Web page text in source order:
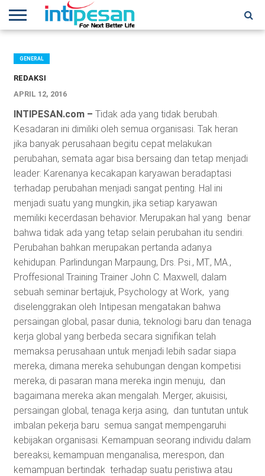
NEWS
CONFERENCES
TRAINING
IPSHOW
EVENT
IP
NETWORK
MORE
GENERAL
REDAKSI
APRIL 12, 2016
INTIPESAN.com – Tidak ada yang tidak berubah.
Kesadaran ini dimiliki oleh semua organisasi. Tak heran
jika banyak perusahaan begitu cepat melakukan
perubahan, semata agar bisa bersaing dan tetap menjadi
leader: Karenanya kecakapan karyawan beradaptasi
terhadap perubahan menjadi sangat penting. Hal ini
menjadi suatu yang mungkin, jika setiap karyawan
memiliki kecerdasan behavior. Merupakan hal yang benar
bahwa tidak ada yang tetap selain perubahan itu sendiri.
Perubahan bahkan merupakan pertanda adanya
kehidupan. Parlindungan Marpaung, Drs. Psi., MT., MA.,
Proffesional Training Trainer John C. Maxwell, dalam
sebuah seminar bertajuk, Psychology at Work, yang
diselenggrakan oleh Intipesan mengatakan bahwa
persaingan global, pasar dunia, teknologi baru dan tenaga
kerja global yang berbeda secara signifikan telah
memaksa perusahaan untuk menjadi lebih sadar siapa
mereka, dimana mereka sehubungan dengan kompetisi
mereka, di pasaran mana mereka ingin menuju, dan
bagaimana mereka akan mengalah. Merger, akuisisi,
persaingan global, tenaga kerja asing, dan tuntutan untuk
imbalan pekerja baru semua sangat mempengaruhi
kebijakan organisasi. Kemampuan seorang individu dalam
bereaksi, kemampuan menganalisa, merespon, dan
kemampuan bertindak terhadap suatu peristiwa atau